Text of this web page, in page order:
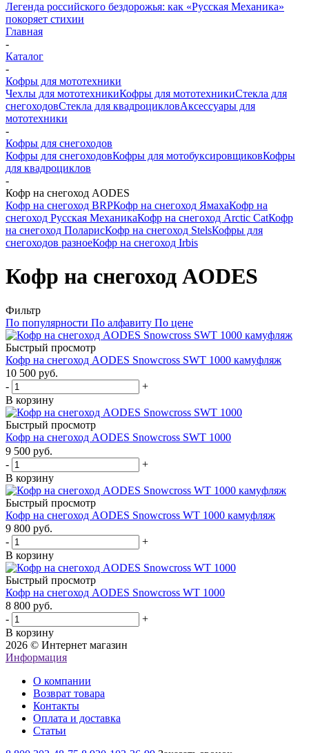
Легенда российского бездорожья: как «Русская Механика»
покоряет стихии
Главная
-
Каталог
-
Кофры для мототехники
Чехлы для мототехникиКофры для мототехникиСтекла для
снегоходовСтекла для квадроцикловАксессуары для
мототехники
-
Кофры для снегоходов
Кофры для снегоходовКофры для мотобуксировщиковКофры
для квадроциклов
-
Кофр на снегоход AODES
Кофр на снегоход BRPКофр на снегоход ЯмахаКофр на
снегоход Русская МеханикаКофр на снегоход Arctic CatКофр
на снегоход ПоларисКофр на снегоход StelsКофры для
снегоходов разноеКофр на снегоход Irbis
Кофр на снегоход AODES
Фильтр
По популярности По алфавиту По цене
Быстрый просмотр
Кофр на снегоход AODES Snowcross SWT 1000 камуфляж
10 500 руб.
-
+
В корзину
Быстрый просмотр
Кофр на снегоход AODES Snowcross SWT 1000
9 500 руб.
-
+
В корзину
Быстрый просмотр
Кофр на снегоход AODES Snowcross WT 1000 камуфляж
9 800 руб.
-
+
В корзину
Быстрый просмотр
Кофр на снегоход AODES Snowcross WT 1000
8 800 руб.
-
+
В корзину
2026 © Интернет магазин
Информация
О компании
Возврат товара
Контакты
Оплата и доставка
Статьи